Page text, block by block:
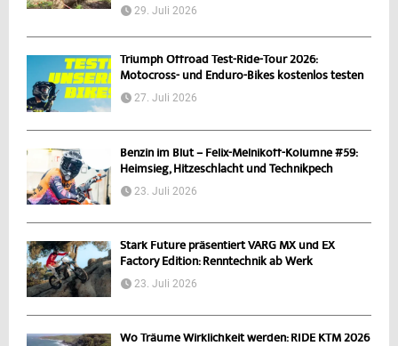
29. Juli 2026
Triumph Offroad Test-Ride-Tour 2026:
Motocross- und Enduro-Bikes kostenlos testen
27. Juli 2026
Benzin im Blut – Felix-Melnikoff-Kolumne #59:
Heimsieg, Hitzeschlacht und Technikpech
23. Juli 2026
Stark Future präsentiert VARG MX und EX
Factory Edition: Renntechnik ab Werk
23. Juli 2026
Wo Träume Wirklichkeit werden: RIDE KTM 2026